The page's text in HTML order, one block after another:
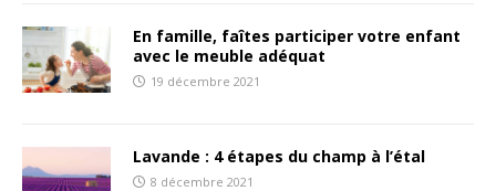
En famille, faîtes participer votre enfant
avec le meuble adéquat
19 décembre 2021
Lavande : 4 étapes du champ à l’étal
8 décembre 2021